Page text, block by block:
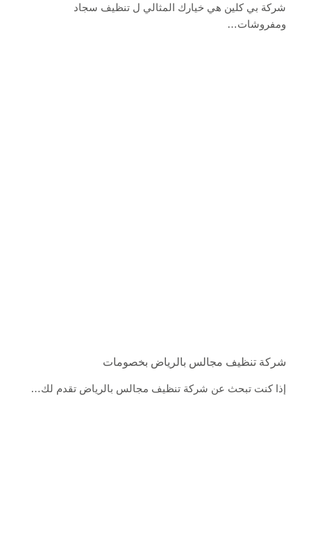
شركة بي كلين هي خيارك المثالي ل تنظيف سجاد
ومفروشات…
شركة تنظيف مجالس بالرياض بخصومات
إذا كنت تبحث عن شركة تنظيف مجالس بالرياض تقدم لك…